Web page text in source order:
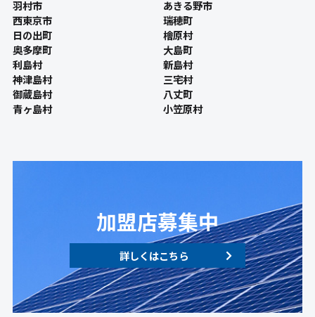
羽村市
あきる野市
西東京市
瑞穂町
日の出町
檜原村
奥多摩町
大島町
利島村
新島村
神津島村
三宅村
御蔵島村
八丈町
青ヶ島村
小笠原村
加盟店募集中
詳しくはこちら